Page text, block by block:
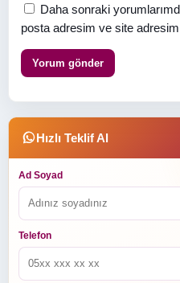
Hızlı Teklif Al
Ad Soyad
Telefon
Daha sonraki
posta adresim ve site